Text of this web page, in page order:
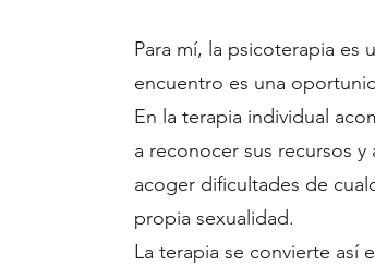
Para mí, la psicoterapia es
encuentro es una
En la terapia individual
a reconocer sus recursos
acoger dificultades de
propia sexualidad.
La terapia se convierte así